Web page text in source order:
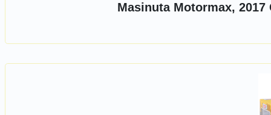
Masinuta Motormax,